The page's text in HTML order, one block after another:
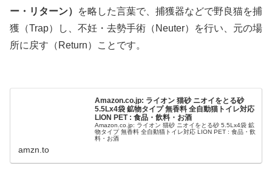
ー・リターン）
を略した言葉で、捕獲器などで野良猫を捕
獲（Trap）し、不妊・去勢手術（Neuter）を行い、元の場
所に戻す（Return）ことです。
Amazon.co.jp: ライオン 猫砂 ニオイをとる砂
5.5Lx4袋 鉱物タイプ 無香料 全自動猫トイレ対応
LION PET : 食品・飲料・お酒
Amazon.co.jp: ライオン 猫砂 ニオイをとる砂 5.5Lx4袋 鉱
物タイプ 無香料 全自動猫トイレ対応 LION PET : 食品・飲
料・お酒
amzn.to